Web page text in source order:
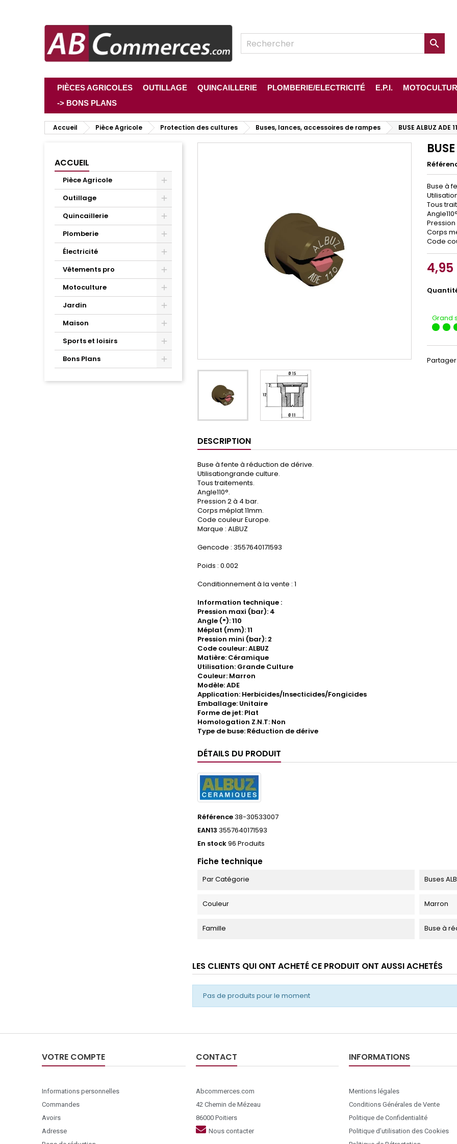

PIÈCES AGRICOLES OUTILLAGE QUINCAILLERIE PLOMBERIE/ELECTRICITÉ E.P.I.
-> BONS PLANS
Accueil Pièce Agricole Protection des cultures Buses, lances, accessoires de rampes BUSE ALBUZ ADE
ACCUEIL
Pièce Agricole
Outillage
Quincaillerie
Plomberie
Électricité
Vêtements pro
Motoculture
Jardin
Maison
Sports et loisirs
Bons Plans
Buse à
Tous
Corps
Code
Grand
Partager
DESCRIPTION
Buse à fente à réduction de dérive.
Utilisationgrande culture.
Tous traitements.
Angle110°.
Pression 2 à 4 bar.
Corps méplat 11mm.
Code couleur Europe.
Marque : ALBUZ
Gencode : 3557640171593
Poids : 0.002
Conditionnement à la vente : 1
Information technique :
Pression maxi (bar): 4
Angle (°): 110
Méplat (mm): 11
Pression mini (bar): 2
Code couleur: ALBUZ
Matière: Céramique
Utilisation: Grande Culture
Couleur: Marron
Modèle: ADE
Application: Herbicides/Insecticides/Fongicides
Emballage: Unitaire
Forme de jet: Plat
Homologation Z.N.T: Non
Type de buse: Réduction de dérive
DÉTAILS DU PRODUIT
Référence38-30533007
EAN13 3557640171593
En stock96 Produits
Fiche technique
Par Catégorie Buses
Couleur Marron
Famille Buse à
LES CLIENTS QUI ONT ACHETÉ CE PRODUIT ONT AUSSI ACHETÉS
Pas de produits pour le moment
VOTRE COMPTE
Informations personnelles
Commandes
Avoirs
Adresse
CONTACT
Abcommerces.com
42 Chemin de Mézeau
86000 Poitiers
Nous contacter
INFORMATIONS
Mentions légales
Conditions Générales de Vente
Politique de Confidentialité
Politique d’utilisation des Cookies